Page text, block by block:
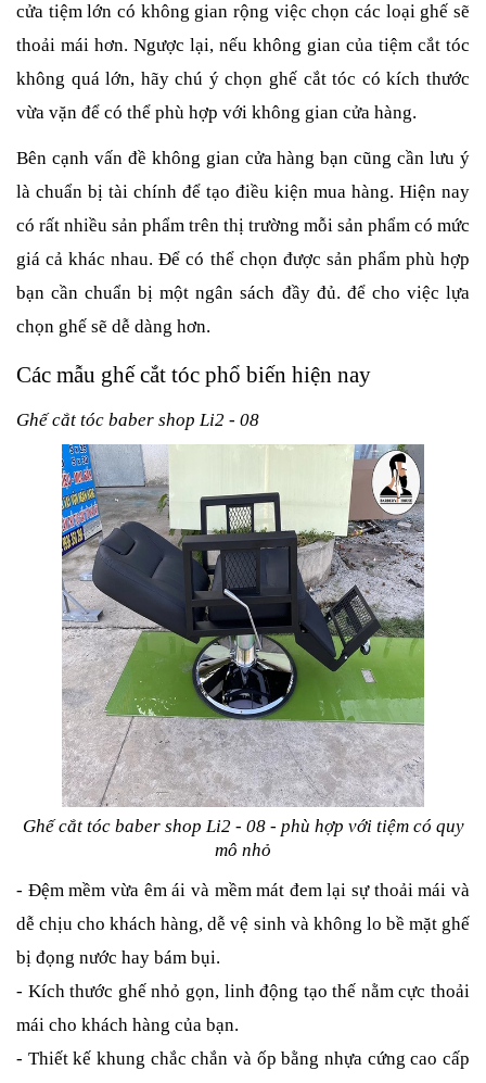
cửa tiệm lớn có không gian rộng việc chọn các loại ghế sẽ
thoải mái hơn. Ngược lại, nếu không gian của tiệm cắt tóc
không quá lớn, hãy chú ý chọn ghế cắt tóc có kích thước
vừa vặn để có thể phù hợp với không gian cửa hàng.
Bên cạnh vấn đề không gian cửa hàng bạn cũng cần lưu ý
là chuẩn bị tài chính để tạo điều kiện mua hàng. Hiện nay
có rất nhiều sản phẩm trên thị trường mỗi sản phẩm có mức
giá cả khác nhau. Để có thể chọn được sản phẩm phù hợp
bạn cần chuẩn bị một ngân sách đầy đủ. để cho việc lựa
chọn ghế sẽ dễ dàng hơn.
Các mẫu ghế cắt tóc phổ biến hiện nay
Ghế cắt tóc baber shop Li2 - 08
Ghế cắt tóc baber shop Li2 - 08 - phù hợp với tiệm có quy
mô nhỏ
- Đệm mềm vừa êm ái và mềm mát đem lại sự thoải mái và
dễ chịu cho khách hàng, dễ vệ sinh và không lo bề mặt ghế
bị đọng nước hay bám bụi.
- Kích thước ghế nhỏ gọn, linh động tạo thế nằm cực thoải
mái cho khách hàng của bạn.
- Thiết kế khung chắc chắn và ốp bằng nhựa cứng cao cấp